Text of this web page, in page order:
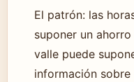
El patrón: las
suponer un
valle puede
información sobre